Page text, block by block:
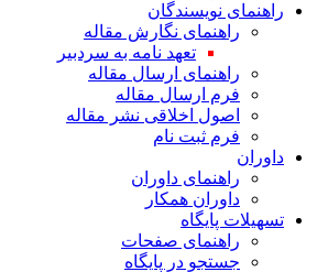
راهنمای نویسندگان
راهنمای نگارش مقاله
تعهد نامه به سردبیر
راهنمای ارسال مقاله
فرم ارسال مقاله
اصول اخلاقی نشر مقاله
فرم ثبت نام
داوران
راهنمای داوران
داوران همکار
تسهیلات پایگاه
راهنمای صفحات
جستجو در پایگاه